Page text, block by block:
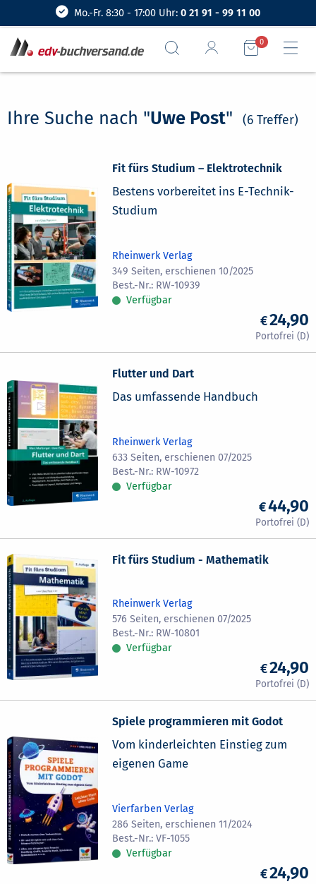
Mo.-Fr. 8:30 - 17:00 Uhr: 0 21 91 - 99 11 00
0
Ihre Suche nach "Uwe Post" (6 Treffer)
Fit fürs Studium – Elektrotechnik
Bestens vorbereitet ins E-Technik-
Studium
Rheinwerk Verlag
349 Seiten, erschienen 10/2025
RW-10939
Verfügbar
24,90
Flutter und Dart
Das umfassende Handbuch
Rheinwerk Verlag
633 Seiten, erschienen 07/2025
RW-10972
Verfügbar
44,90
Fit fürs Studium - Mathematik
Rheinwerk Verlag
576 Seiten, erschienen 07/2025
RW-10801
Verfügbar
24,90
Spiele programmieren mit Godot
Vom kinderleichten Einstieg zum
eigenen Game
Vierfarben Verlag
286 Seiten, erschienen 11/2024
VF-1055
Verfügbar
24,90